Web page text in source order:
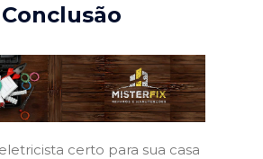
Conclusão
certo para sua casa